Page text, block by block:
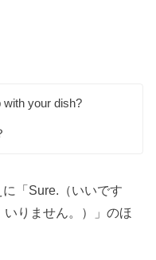
with your dish?
「Sure.（いいです
りません。）」のほ